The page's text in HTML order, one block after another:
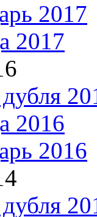
2017
2017
2016
2016